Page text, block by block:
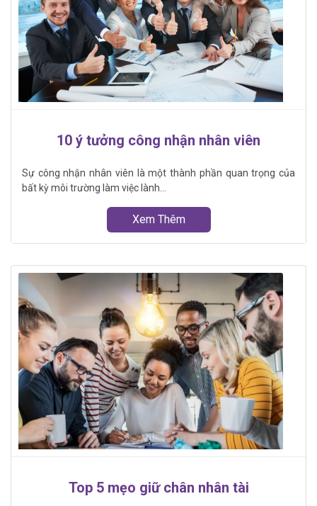
10 ý tưởng công nhận nhân viên
Sự công nhận nhân viên là một thành phần quan trọng của
bất kỳ môi trường làm việc lành...
Xem Thêm
Top 5 mẹo giữ chân nhân tài